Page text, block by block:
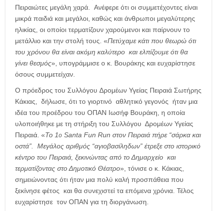
Πειραιώτες μεγάλη χαρά. Ανέφερε ότι οι συμμετέχοντες είναι
μικρά παιδιά και μεγάλοι, καθώς και άνθρωποι μεγαλύτερης
ηλικίας, οι οποίοι τερματίζουν χαρούμενοι και παίρνουν το
μετάλλιο και την στολή τους. «Πετύχαμε κάτι που θεωρώ ότι
του χρόνου θα είναι ακόμη καλύτερο και ελπίζουμε ότι θα
γίνει θεσμός», υπογράμμισε ο κ. Βουράκης και ευχαρίστησε
όσους συμμετείχαν.
Ο πρόεδρος του Συλλόγου Δρομέων Υγείας Πειραιά Σωτήρης
Κάκιας, δήλωσε, ότι το γιορτινό αθλητικό γεγονός ήταν μια
ιδέα του προέδρου του ΟΠΑΝ Ιωσήφ Βουράκη, η οποία
υλοποιήθηκε με τη στήριξη του Συλλόγου Δρομέων Υγείας
Πειραιά. «Το 1ο Santa Fun Run στον Πειραιά πήρε “σάρκα και
οστά”. Μεγάλος αριθμός “αγιοβασίληδων” έτρεξε στο ιστορικό
κέντρο του Πειραιά, ξεκινώντας από το Δημαρχείο και
τερματίζοντας στο Δημοτικό Θέατρο», τόνισε ο κ. Κάκιας,
σημειώνοντας ότι ήταν μια πολύ καλή προσπάθεια που
ξεκίνησε φέτος και θα συνεχιστεί τα επόμενα χρόνια. Τέλος
ευχαρίστησε τον ΟΠΑΝ για τη διοργάνωση.